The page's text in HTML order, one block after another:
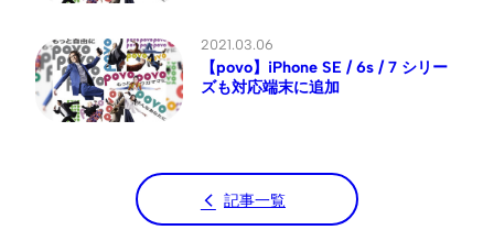
2021.03.06
【povo】iPhone SE / 6s / 7 シリー
ズも対応端末に追加
記事一覧